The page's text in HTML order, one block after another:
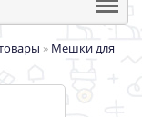
» Мешки для